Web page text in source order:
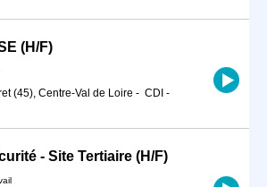
(H/F)
(45), Centre-Val de Loire - CDI -
- Site Tertiaire (H/F)